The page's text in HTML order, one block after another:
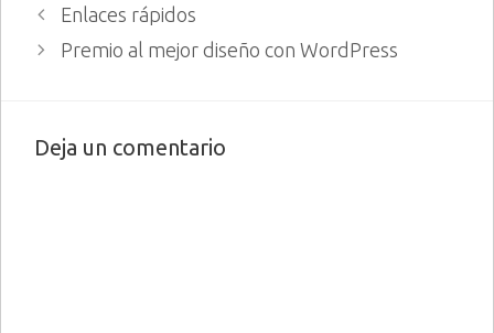
Enlaces rápidos
Premio al mejor diseño con WordPress
Deja un comentario